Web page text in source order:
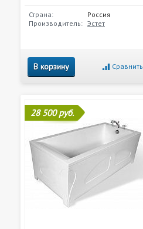
Страна:
Россия
Производитель: Эстет
В корзину Сравнить
28 500 руб.